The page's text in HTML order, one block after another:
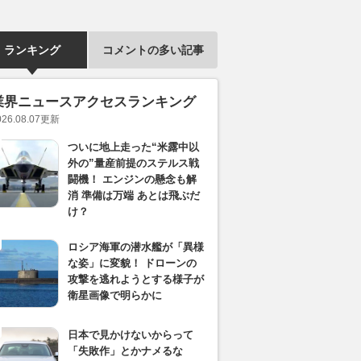
ランキング コメントの多い記事
界ニュースアクセスランキング
更新
ついに地上走った“米露中以
外の”量産前提のステルス戦
闘機！ エンジンの懸念も解
消 準備は万端 あとは飛ぶだ
け？
ロシア海軍の潜水艦が「異様
な姿」に変貌！ ドローンの
攻撃を逃れようとする様子が
衛星画像で明らかに
日本で見かけないからって
「失敗作」とかナメるな